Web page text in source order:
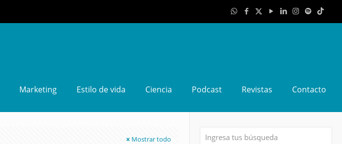
Marketing Estilo de vida Ciencia Podcast Revistas Contacto
Mostrar todo